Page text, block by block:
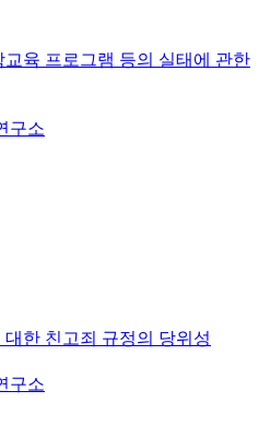
육 프로그램 등의 실태에 관한
구소
한 친고죄 규정의 당위성
구소